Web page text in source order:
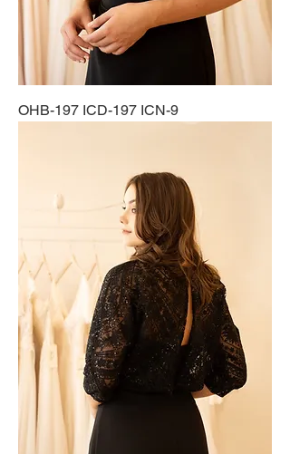
OHB-197 ICD-197 ICN-9